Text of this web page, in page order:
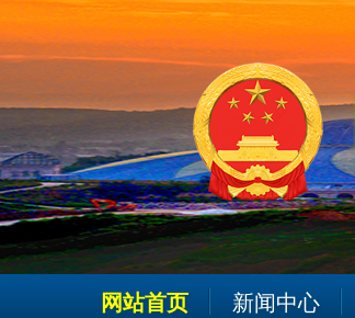
网站首页 新闻中心